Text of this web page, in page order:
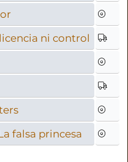
ni control
falsa princesa